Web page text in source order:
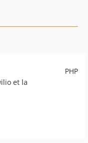
PHP
et la